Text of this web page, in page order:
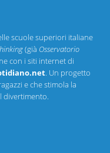
scuole superiori italiane
(già Osservatorio
con i siti internet di
. Un progetto
e che stimola la
divertimento.